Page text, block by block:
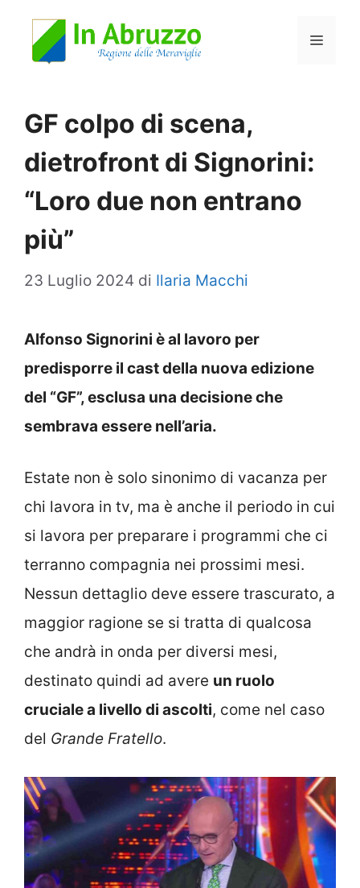
Menu
GF colpo di scena,
dietrofront di Signorini:
“Loro due non entrano
più”
23 Luglio 2024 di Ilaria Macchi
Alfonso Signorini è al lavoro per
predisporre il cast della nuova edizione
del “GF”, esclusa una decisione che
sembrava essere nell’aria.
Estate non è solo sinonimo di vacanza per
chi lavora in tv, ma è anche il periodo in cui
si lavora per preparare i programmi che ci
terranno compagnia nei prossimi mesi.
Nessun dettaglio deve essere trascurato, a
maggior ragione se si tratta di qualcosa
che andrà in onda per diversi mesi,
destinato quindi ad avere un ruolo
cruciale a livello di ascolti, come nel caso
del Grande Fratello.